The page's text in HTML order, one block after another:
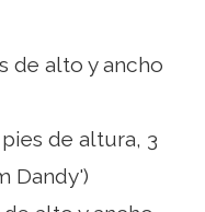
de alto y ancho
de altura, 3
Dandy')